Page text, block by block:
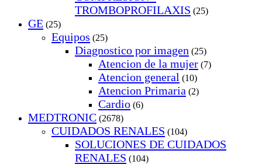
TROMBOPROFILAXIS (25)
GE (25)
Equipos (25)
Diagnostico por imagen (25)
Atencion de la mujer (7)
Atencion general (10)
Atencion Primaria (2)
Cardio (6)
MEDTRONIC (2678)
CUIDADOS RENALES (104)
SOLUCIONES DE CUIDADOS
RENALES (104)